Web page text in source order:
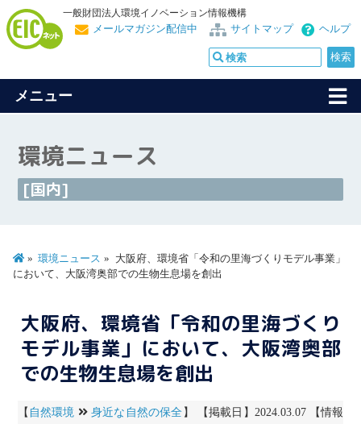
一般財団法人環境イノベーション情報機構
ヘルプ
サイトマップ
メールマガジン配信中
メニュー
環境ニュース
[国内]
環境ニュース
大阪府、環境省「令和の里海づくりモデル事業」
において、大阪湾奥部での生物生息場を創出
大阪府、環境省「令和の里海づくり
モデル事業」において、大阪湾奥部
での生物生息場を創出
【 自然環境 身近な自然の保全 】 【掲載日】2024.03.07 【情報